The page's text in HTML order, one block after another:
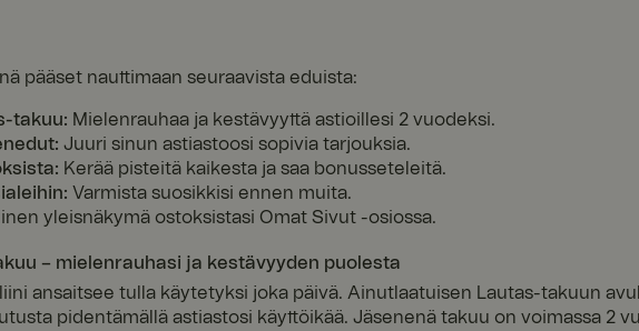
pääset nauttimaan seuraavista eduista:
takuu: Mielenrauhaa ja kestävyyttä astioillesi 2 vuodeksi.
Juuri sinun astiastoosi sopivia tarjouksia.
Kerää pisteitä kaikesta ja saa bonusseteleitä.
Varmista suosikkisi ennen muita.
yleisnäkymä ostoksistasi Omat Sivut -osiossa.
– mielenrauhasi ja kestävyyden puolesta
ansaitsee tulla käytetyksi joka päivä. Ainutlaatuisen Lautas-takuun
pidentämällä astiastosi käyttöikää. Jäsenenä takuu on voimassa 2